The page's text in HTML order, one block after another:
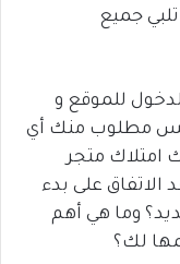
جميع
للموقع و
ليس مطلوب منك أي
امتلاك متجر
في أقل من 4 أيام بعد الاتفاق على بدء
وما هي أهم
لك؟